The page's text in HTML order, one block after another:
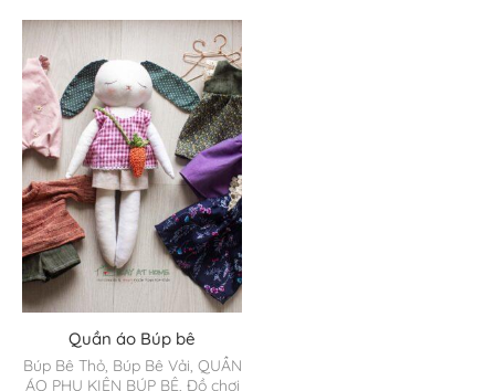
Quần áo Búp bê
Búp Bê Thỏ, Búp Bê Vải, QUẦN
ÁO PHỤ KIỆN BÚP BÊ, Đồ chơi